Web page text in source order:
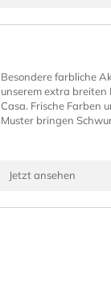
Besondere farbliche
unserem extra breiten
Casa. Frische Farben
Muster bringen
Jetzt ansehen